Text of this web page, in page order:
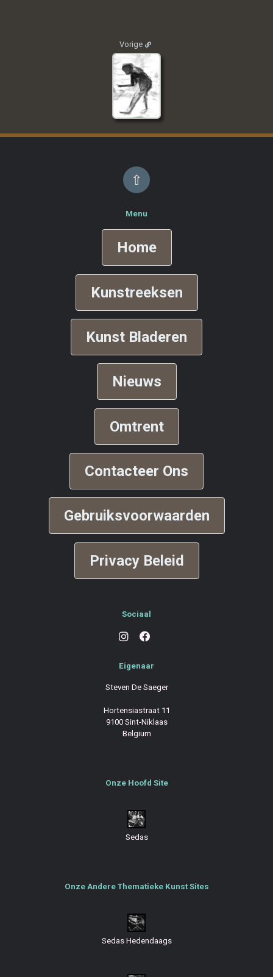
Vorige
⇧
Menu
Home
Kunstreeksen
Kunst Bladeren
Nieuws
Omtrent
Contacteer Ons
Gebruiksvoorwaarden
Privacy Beleid
Sociaal
Eigenaar
Steven De Saeger
Hortensiastraat 11
9100 Sint-Niklaas
Belgium
Onze Hoofd Site
Sedas
Onze Andere Thematieke Kunst Sites
Sedas Hedendaags